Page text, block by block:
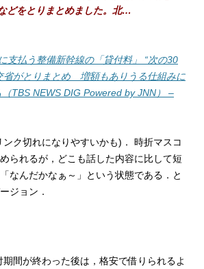
どをとりまとめました。北…
支払う整備新幹線の「貸付料」 “次の30
省がとりまとめ 増額もありうる仕組みに
TBS NEWS DIG Powered by JNN） –
ク切れになりやすいかも)．
時折マスコ
られるが，どこも話した内容に比して短
なんだかなぁ～」という状態である．と
ジョン．
間が終わった後は，格安で借りられるよ